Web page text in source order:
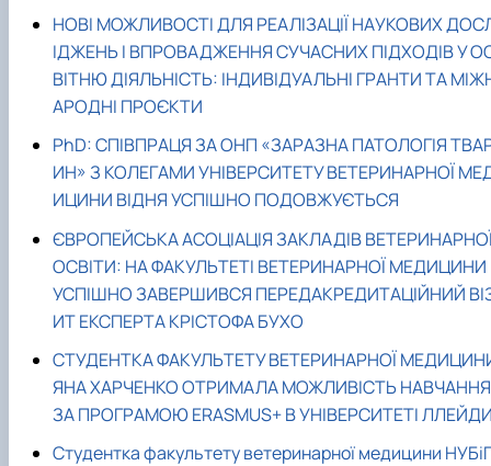
НОВІ МОЖЛИВОСТІ ДЛЯ РЕАЛІЗАЦІЇ НАУКОВИХ
ІДЖЕНЬ І ВПРОВАДЖЕННЯ СУЧАСНИХ ПІДХОДІВ У
ВІТНЮ ДІЯЛЬНІСТЬ: ІНДИВІДУАЛЬНІ ГРАНТИ ТА
АРОДНІ ПРОЄКТИ
PhD: СПІВПРАЦЯ ЗА ОНП «ЗАРАЗНА ПАТОЛОГІЯ
ИН» З КОЛЕГАМИ УНІВЕРСИТЕТУ ВЕТЕРИНАРНОЇ
ИЦИНИ ВІДНЯ УСПІШНО ПОДОВЖУЄТЬСЯ
ЄВРОПЕЙСЬКА АСОЦІАЦІЯ ЗАКЛАДІВ
ОСВІТИ: НА ФАКУЛЬТЕТІ ВЕТЕРИНАРНОЇ МЕДИЦИНИ
УСПІШНО ЗАВЕРШИВСЯ ПЕРЕДАКРЕДИТАЦІЙНИЙ
ИТ ЕКСПЕРТА КРІСТОФА БУХО
СТУДЕНТКА ФАКУЛЬТЕТУ ВЕТЕРИНАРНОЇ
ЯНА ХАРЧЕНКО ОТРИМАЛА МОЖЛИВІСТЬ НАВЧАННЯ
ЗА ПРОГРАМОЮ ERASMUS+ В УНІВЕРСИТЕТІ
Студентка факультету ветеринарної медицини